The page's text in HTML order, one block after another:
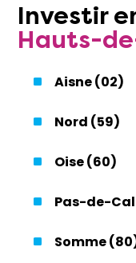
Investir
Hauts-
Aisne (02)
Nord (59)
Oise (60)
Pas-de-
Somme